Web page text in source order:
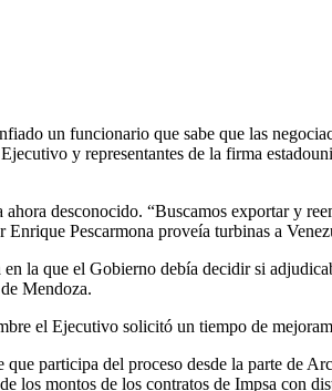
un funcionario que sabe que las
y representantes de la firma
desconocido. “Buscamos exportar y
Pescarmona proveía turbinas a
la que el Gobierno debía decidir si
Mendoza.
el Ejecutivo solicitó un tiempo de
participa del proceso desde la parte de
montos de los contratos de Impsa con